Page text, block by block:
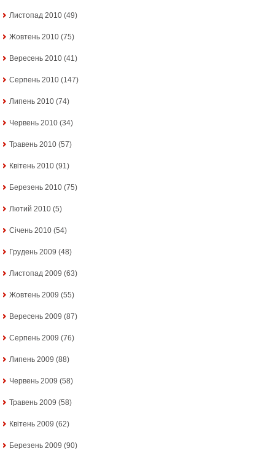
Листопад 2010 (49)
Жовтень 2010 (75)
Вересень 2010 (41)
Серпень 2010 (147)
Липень 2010 (74)
Червень 2010 (34)
Травень 2010 (57)
Квітень 2010 (91)
Березень 2010 (75)
Лютий 2010 (5)
Січень 2010 (54)
Грудень 2009 (48)
Листопад 2009 (63)
Жовтень 2009 (55)
Вересень 2009 (87)
Серпень 2009 (76)
Липень 2009 (88)
Червень 2009 (58)
Травень 2009 (58)
Квітень 2009 (62)
Березень 2009 (90)